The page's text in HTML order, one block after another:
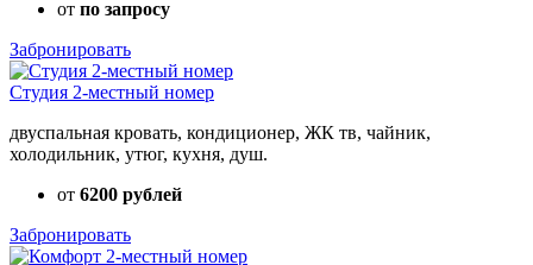
от по запросу
Забронировать
Студия 2-местный номер
двуспальная кровать, кондиционер, ЖК тв, чайник,
холодильник, утюг, кухня, душ.
от 6200 рублей
Забронировать